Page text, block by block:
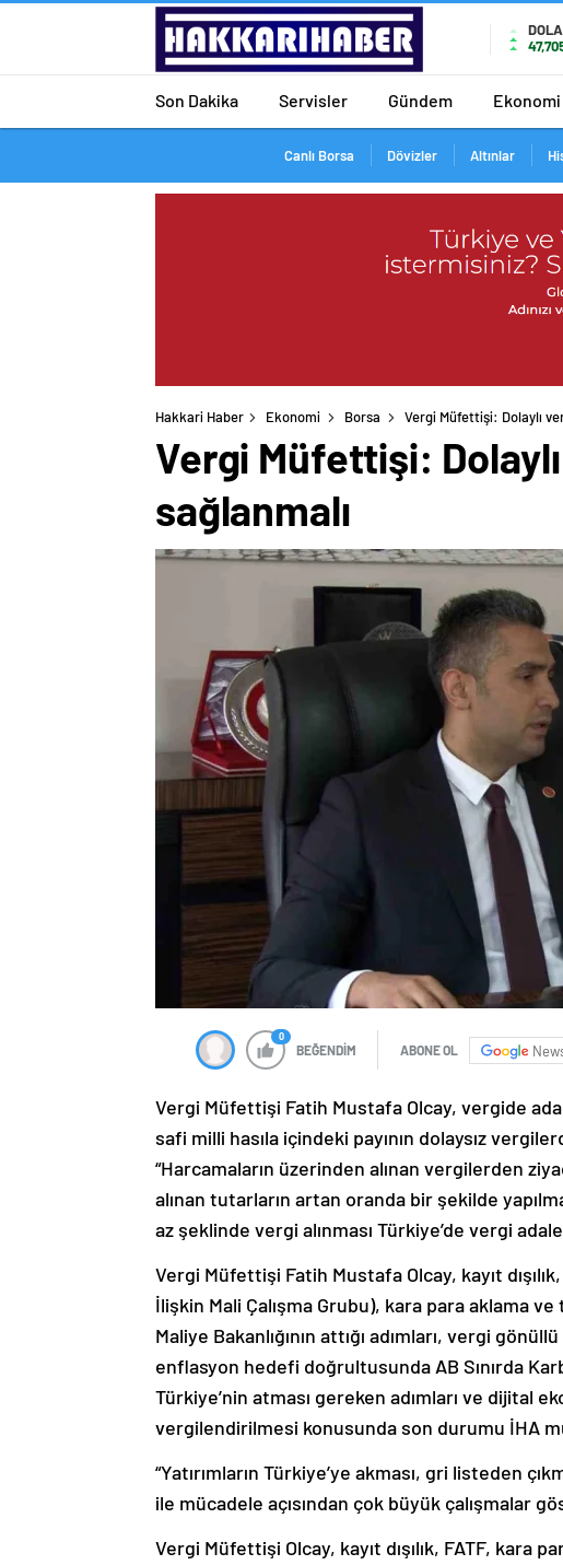
Son Dakika Servisler Gündem Ekonomi
Canlı Borsa Dövizler Altınlar
Hakkari Haber Ekonomi Borsa Vergi Müfettişi: Dolaylı
Vergi Müfettişi:
sağlanmalı
0
BEĞENDİM ABONE OL
Vergi Müfettişi Fatih Mustafa Olcay, vergide
safi milli hasıla içindeki payının dolaysız
“Harcamaların üzerinden alınan vergilerden
alınan tutarların artan oranda bir şekilde
az şeklinde vergi alınması Türkiye’de vergi
Vergi Müfettişi Fatih Mustafa Olcay, kayıt
İlişkin Mali Çalışma Grubu), kara para aklama
Maliye Bakanlığının attığı adımları, vergi
enflasyon hedefi doğrultusunda AB Sınırda
Türkiye’nin atması gereken adımları ve dijital
vergilendirilmesi konusunda son durumu İHA
“Yatırımların Türkiye’ye akması, gri listeden
ile mücadele açısından çok büyük çalışmalar
Vergi Müfettişi Olcay, kayıt dışılık, FATF, kara